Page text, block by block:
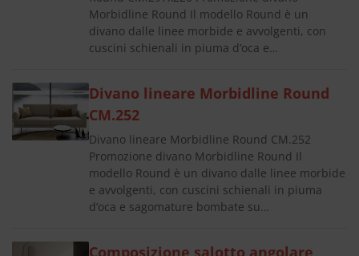
Morbidline Round Il modello Round è un
divano dalle linee morbide e avvolgenti, con
cuscini schienali in piuma d’oca e…
Divano lineare Morbidline Round
CM.252
Divano lineare Morbidline Round CM.252
Promozione divano Morbidline Round Il
modello Round è un divano dalle linee morbide
e avvolgenti, con cuscini schienali in piuma
d’oca e sagomature bombate su…
Composizione salotto angolare